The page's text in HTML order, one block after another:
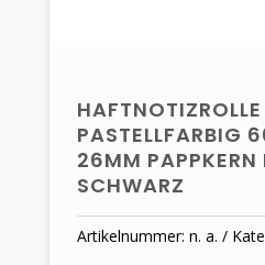
HAFTNOTIZROLLE
PASTELLFARBIG
26MM PAPPKERN
SCHWARZ
Artikelnummer: n. a.